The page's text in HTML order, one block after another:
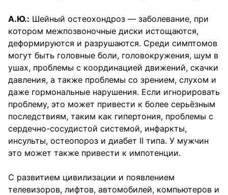
А.Ю.: Шейный остеохондроз — заболевание, при
котором межпозвоночные диски истощаются,
деформируются и разрушаются. Среди симптомов
могут быть головные боли, головокружения, шум в
ушах, проблемы с координацией движений, скачки
давления, а также проблемы со зрением, слухом и
даже гормональные нарушения. Если игнорировать
проблему, это может привести к более серьёзным
последствиям, таким как гипертония, проблемы с
сердечно-сосудистой системой, инфаркты,
инсульты, остеопороз и диабет II типа. У мужчин
это может также привести к импотенции.
С развитием цивилизации и появлением
телевизоров, лифтов, автомобилей, компьютеров и